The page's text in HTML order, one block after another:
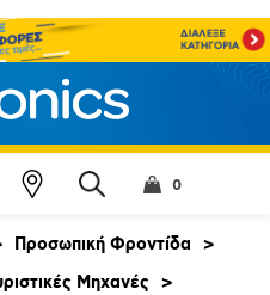
0
Προσωπική Φροντίδα
>
Μηχανές
>